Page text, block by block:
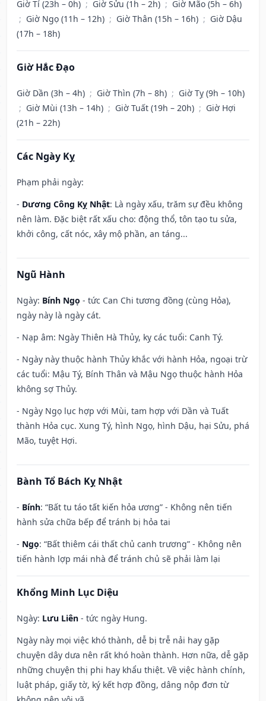
Giờ Tí (23h – 0h) ; Giờ Sửu (1h – 2h) ; Giờ Mão (5h – 6h)
; Giờ Ngọ (11h – 12h) ; Giờ Thân (15h – 16h) ; Giờ Dậu
(17h – 18h)
Giờ Hắc Đạo
Giờ Dần (3h – 4h) ; Giờ Thìn (7h – 8h) ; Giờ Tỵ (9h – 10h)
; Giờ Mùi (13h – 14h) ; Giờ Tuất (19h – 20h) ; Giờ Hợi
(21h – 22h)
Các Ngày Kỵ
Phạm phải ngày:
- Dương Công Kỵ Nhật: Là ngày xấu, trăm sự đều không
nên làm. Đặc biệt rất xấu cho: động thổ, tôn tạo tu sửa,
khởi công, cất nóc, xây mộ phần, an táng...
Ngũ Hành
Ngày: Bính Ngọ - tức Can Chi tương đồng (cùng Hỏa),
ngày này là ngày cát.
- Nạp âm: Ngày Thiên Hà Thủy, kỵ các tuổi: Canh Tý.
- Ngày này thuộc hành Thủy khắc với hành Hỏa, ngoại trừ
các tuổi: Mậu Tý, Bính Thân và Mậu Ngọ thuộc hành Hỏa
không sợ Thủy.
- Ngày Ngọ lục hợp với Mùi, tam hợp với Dần và Tuất
thành Hỏa cục. Xung Tý, hình Ngọ, hình Dậu, hại Sửu, phá
Mão, tuyệt Hợi.
Bành Tổ Bách Kỵ Nhật
- Bính: “Bất tu táo tất kiến hỏa ương” - Không nên tiến
hành sửa chữa bếp để tránh bị hỏa tai
- Ngọ: “Bất thiêm cái thất chủ canh trương” - Không nên
tiến hành lợp mái nhà để tránh chủ sẽ phải làm lại
Khổng Minh Lục Diệu
Ngày: Lưu Liên - tức ngày Hung.
Ngày này mọi việc khó thành, dễ bị trễ nải hay gặp
chuyện dây dưa nên rất khó hoàn thành. Hơn nữa, dễ gặp
những chuyện thị phi hay khẩu thiệt. Về việc hành chính,
luật pháp, giấy tờ, ký kết hợp đồng, dâng nộp đơn từ